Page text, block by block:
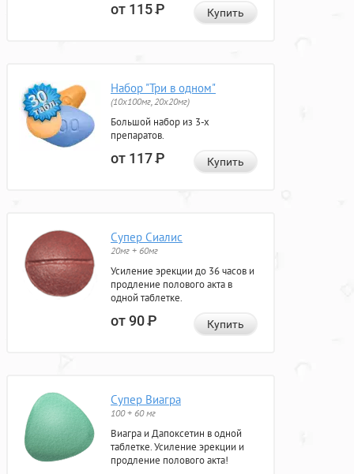
от 115Р Купить
Набор "Три в одном"
(10x100мг, 20x20мг)
Большой набор из 3-х
препаратов.
от 117Р Купить
Супер Сиалис
20мг + 60мг
Усиление эрекции до 36 часов и
продление полового акта в
одной таблетке.
от 90Р Купить
Супер Виагра
100 + 60 мг
Виагра и Дапоксетин в одной
таблетке. Усиление эрекции и
продление полового акта!